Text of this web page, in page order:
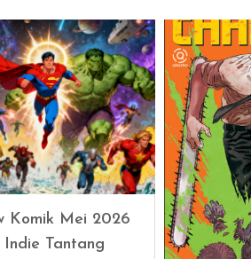
Komik Mei 2026
Tantang